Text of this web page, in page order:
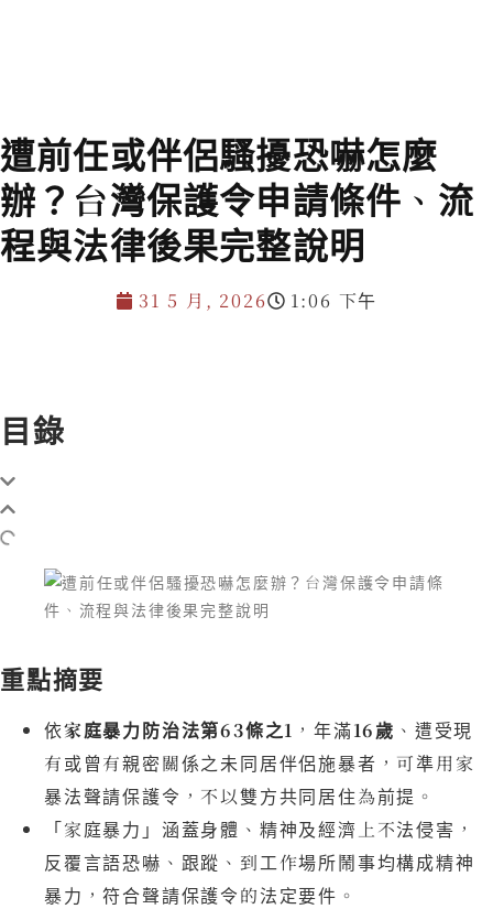
遭前任或伴侶騷擾恐嚇怎麼
辦？台灣保護令申請條件、流
程與法律後果完整說明
31 5 月, 2026 1:06 下午
目錄
重點摘要
依家庭暴力防治法第63條之1 ，年滿16歲 、遭受現
有或曾有親密關係之未同居伴侶施暴者，可準用家
暴法聲請保護令，不以雙方共同居住為前提。
「家庭暴力」涵蓋身體、精神及經濟上不法侵害，
反覆言語恐嚇、跟蹤、到工作場所鬧事均構成精神
暴力，符合聲請保護令的法定要件。